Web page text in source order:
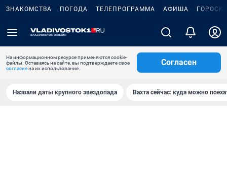
ЗНАКОМСТВА ПОГОДА ТЕЛЕПРОГРАММА АФИША
На информационном ресурсе применяются cookie-
файлы. Оставаясь на сайте, вы подтверждаете свое
согласиена их использование.
Согласен
Назвали даты крупного звездопада Вахта сейчас: куда можно